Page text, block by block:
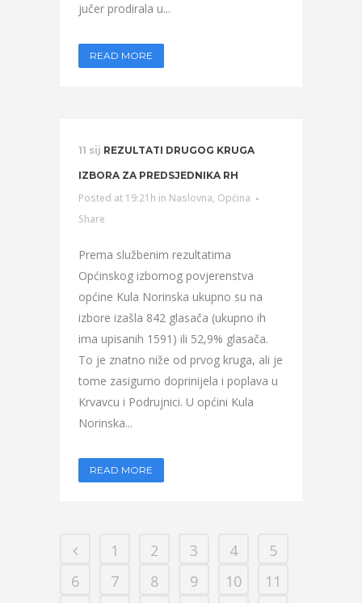
jučer prodirala u...
READ MORE
11 sij REZULTATI DRUGOG KRUGA
IZBORA ZA PREDSJEDNIKA RH
Posted at 19:21h in Naslovna, Općina
Share
Prema službenim rezultatima
Općinskog izbornog povjerenstva
općine Kula Norinska ukupno su na
izbore izašla 842 glasača (ukupno ih
ima upisanih 1591) ili 52,9% glasača.
To je znatno niže od prvog kruga, ali je
tome zasigurno doprinijela i poplava u
Krvavcu i Podrujnici. U općini Kula
Norinska...
READ MORE
1 2 3 4
5
6
7 8 9 10
11